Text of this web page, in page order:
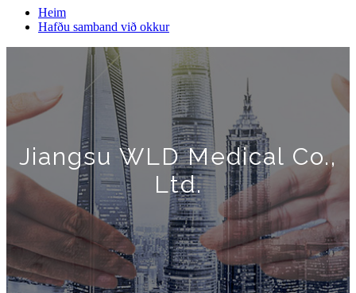
Heim
Hafðu samband við okkur
Jiangsu WLD Medical Co.,
Ltd.